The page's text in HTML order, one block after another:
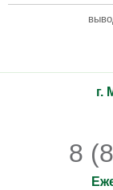
основе комплекса
клетки
г.
8